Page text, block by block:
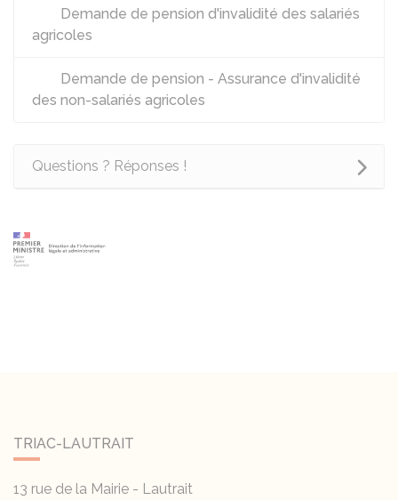
Demande de pension d'invalidité des salariés
agricoles
Demande de pension - Assurance d'invalidité
des non-salariés agricoles
Questions ? Réponses !
TRIAC-LAUTRAIT
13 rue de la Mairie - Lautrait